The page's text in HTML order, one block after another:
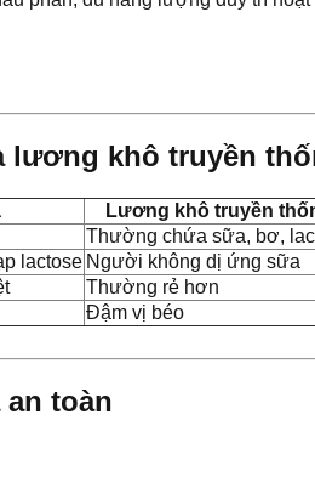
lương khô truyền
Lương khô truyền
Thường chứa sữa, bơ,
lactose Người không dị ứng sữa
Thường rẻ hơn
Đậm vị béo
toàn